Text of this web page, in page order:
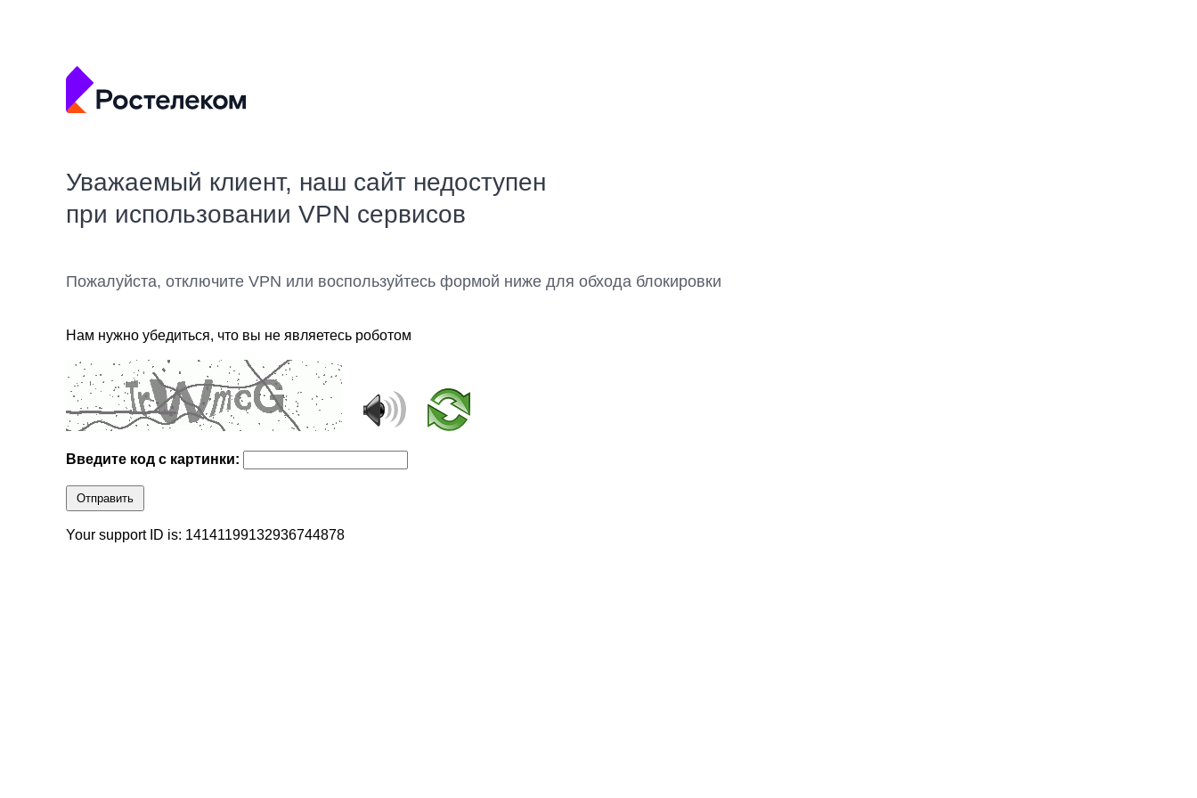
Уважаемый клиент, наш сайт недоступен
при использовании VPN сервисов
Пожалуйста, отключите VPN или воспользуйтесь формой ниже для обхода блокировки
Нам нужно убедиться, что вы не являетесь роботом
Введите код с картинки:
Отправить
Your support ID is: 14141199132936744878